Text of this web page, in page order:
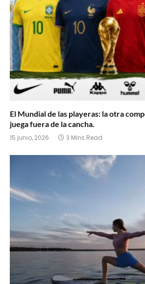
El Mundial de las playeras: la otra
juega fuera de la cancha.
15 junio, 2026 3 Mins Read